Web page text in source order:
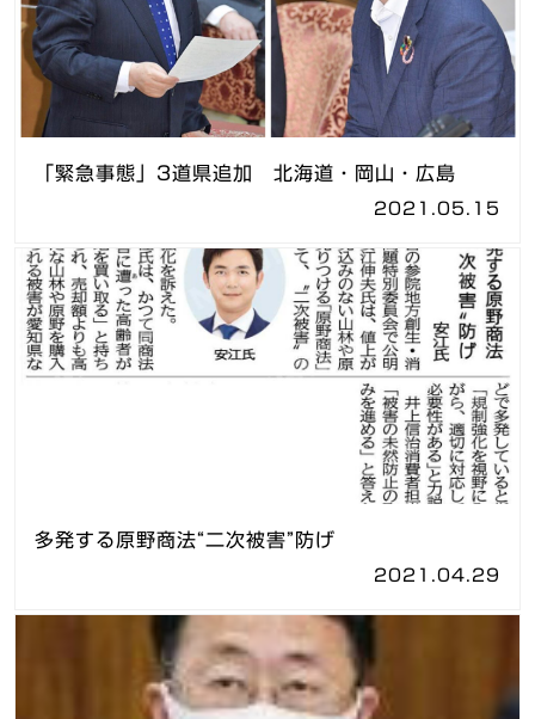
「緊急事態」3道県追加 北海道・岡山・広島
2021.05.15
多発する原野商法“二次被害”防げ
2021.04.29